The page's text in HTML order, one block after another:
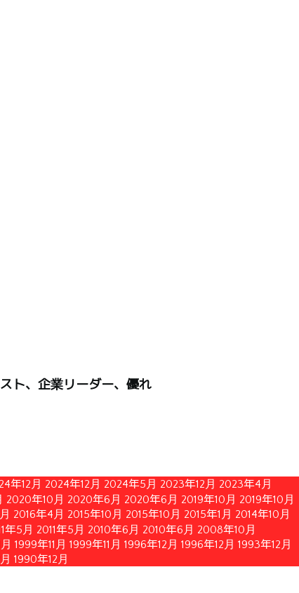
ト、企業リーダー、優れ
年12月 2024年12月 2024年5月 2023年12月 2023年4月
2020年10月 2020年6月 2020年6月 2019年10月 2019年10月
2016年4月 2015年10月 2015年10月 2015年1月 2014年10月
年5月 2011年5月 2010年6月 2010年6月 2008年10月
1999年11月 1999年11月 1996年12月 1996年12月 1993年12月
1990年12月